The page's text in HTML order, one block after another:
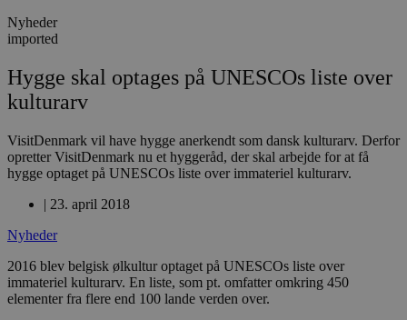
Nyheder
imported
Hygge skal optages på UNESCOs liste over
kulturarv
VisitDenmark vil have hygge anerkendt som dansk kulturarv. Derfor
opretter VisitDenmark nu et hyggeråd, der skal arbejde for at få
hygge optaget på UNESCOs liste over immateriel kulturarv.
| 23. april 2018
Nyheder
2016 blev belgisk ølkultur optaget på UNESCOs liste over
immateriel kulturarv. En liste, som pt. omfatter omkring 450
elementer fra flere end 100 lande verden over.